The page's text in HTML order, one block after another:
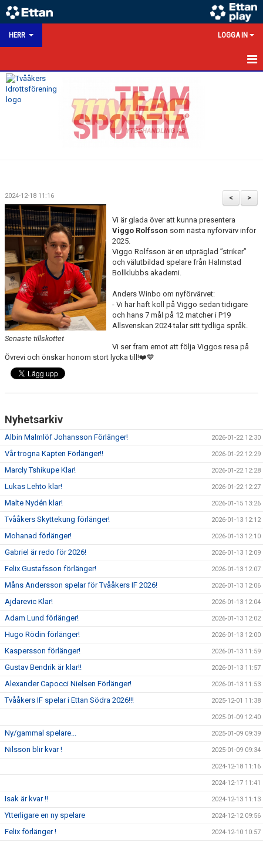
HERR LOGGA IN
HEM
BILDGALLERI
DOKUMENT
HERRSEKTION
>
<
2024-12-18 11:16
Senaste tillskottet
Vi är glada över att kunna presentera
Viggo Rolfsson som nästa nyförvärv inför
2025.
Viggo Rolfsson är en utpräglad ”striker”
och välutbildad spelare från Halmstad
Bollklubbs akademi.
Anders Winbo om nyförvärvet:
- Vi har haft koll på Viggo sedan tidigare
och hans 7 mål på 12 matcher i P19
Allsvenskan 2024 talar sitt tydliga språk.
Vi ser fram emot att följa Viggos resa på
Övrevi och önskar honom stort lycka till!❤️💙
Nyhetsarkiv
Albin Malmlöf Johansson Förlänger! 2026-01-22 12:30
Vår trogna Kapten Förlänger!! 2026-01-22 12:29
Marcly Tshikupe Klar! 2026-01-22 12:28
Lukas Lehto klar! 2026-01-22 12:27
Malte Nydén klar! 2026-01-15 13:26
Tvååkers Skyttekung förlänger! 2026-01-13 12:12
Mohanad förlänger! 2026-01-13 12:10
Gabriel är redo för 2026! 2026-01-13 12:09
Felix Gustafsson förlänger! 2026-01-13 12:07
Måns Andersson spelar för Tvååkers IF 2026! 2026-01-13 12:06
Ajdarevic Klar! 2026-01-13 12:04
Adam Lund förlänger! 2026-01-13 12:02
Hugo Rödin förlänger! 2026-01-13 12:00
Kaspersson förlänger! 2026-01-13 11:59
Gustav Bendrik är klar!! 2026-01-13 11:57
Alexander Capocci Nielsen Förlänger! 2026-01-13 11:53
Tvååkers IF spelar i Ettan Södra 2026!!! 2025-12-01 11:38
2025-01-09 12:40
Ny/gammal spelare... 2025-01-09 09:39
Nilsson blir kvar ! 2025-01-09 09:34
2024-12-18 11:16
2024-12-17 11:41
Isak är kvar !! 2024-12-13 11:13
Ytterligare en ny spelare 2024-12-12 09:56
Felix förlänger ! 2024-12-10 10:57